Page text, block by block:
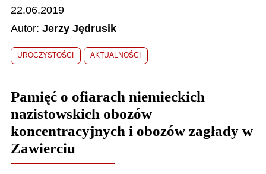
KONKURSY
22.06.2019
Autor: Jerzy Jędrusik
UROCZYSTOŚCI AKTUALNOŚCI
Pamięć o ofiarach niemieckich
nazistowskich obozów
koncentracyjnych i obozów zagłady w
Zawierciu